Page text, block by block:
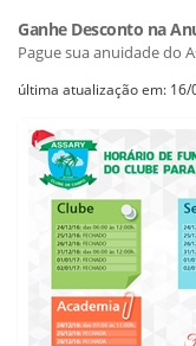
Ganhe Desconto na
Pague sua anuidade do
última atualização em: 16/